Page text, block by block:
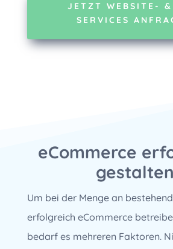
JETZT WEBSITE- &
SERVICES
eCommerce
gestalten
Um bei der Menge an
erfolgreich eCommerce
bedarf es mehreren Faktoren.